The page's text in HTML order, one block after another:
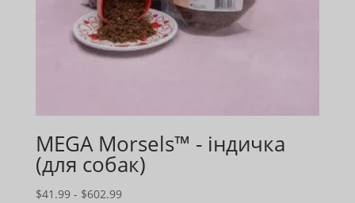
MEGA Morsels™ - індичка
(для собак)
$41.99 - $602.99Діапазон